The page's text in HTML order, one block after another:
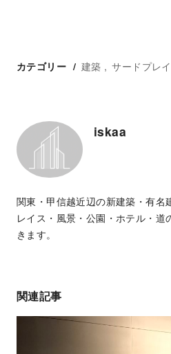
カテゴリー 建築 サードプレ
iskaa
関東・甲信越近辺の新建築・有名
レイス・風景・公園・ホテル・道
きます。
関連記事